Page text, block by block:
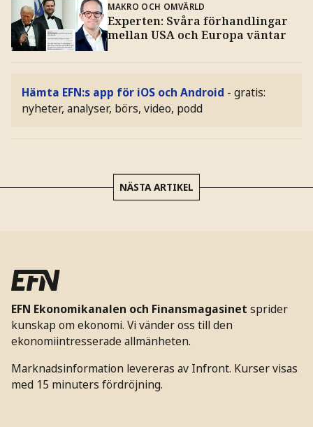
MAKRO OCH OMVÄRLD
Experten: Svåra förhandlingar
mellan USA och Europa väntar
Hämta EFN:s app för iOS och Android - gratis:
nyheter, analyser, börs, video, podd
NÄSTA ARTIKEL
EFN Ekonomikanalen och Finansmagasinet sprider
kunskap om ekonomi. Vi vänder oss till den
ekonomiintresserade allmänheten.
Marknadsinformation levereras av Infront. Kurser visas
med 15 minuters fördröjning.